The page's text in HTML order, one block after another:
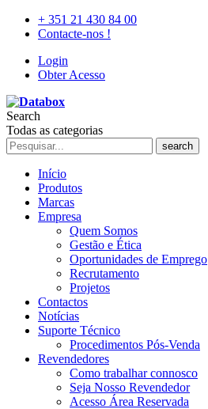
+ 351 21 430 84 00
Contacte-nos !
Login
Obter Acesso
Search
Todas as categorias
search
Início
Produtos
Marcas
Empresa
Quem Somos
Gestão e Ética
Oportunidades de Emprego
Recrutamento
Projetos
Contactos
Notícias
Suporte Técnico
Procedimentos Pós-Venda
Revendedores
Como trabalhar connosco
Seja Nosso Revendedor
Acesso Área Reservada